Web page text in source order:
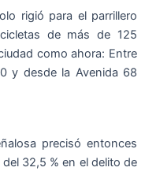
rigió para el parrillero
de más de 125
como ahora: Entre
y desde la Avenida 68
precisó entonces
32,5 % en el delito de